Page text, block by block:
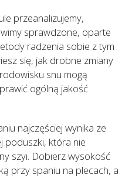
przeanalizujemy,
sprawdzone, oparte
radzenia sobie z tym
się, jak drobne zmiany
snu mogą
ogólną jakość
najczęściej wynika ze
poduszki, która nie
szyi. Dobierz wysokość
przy spaniu na plecach, a